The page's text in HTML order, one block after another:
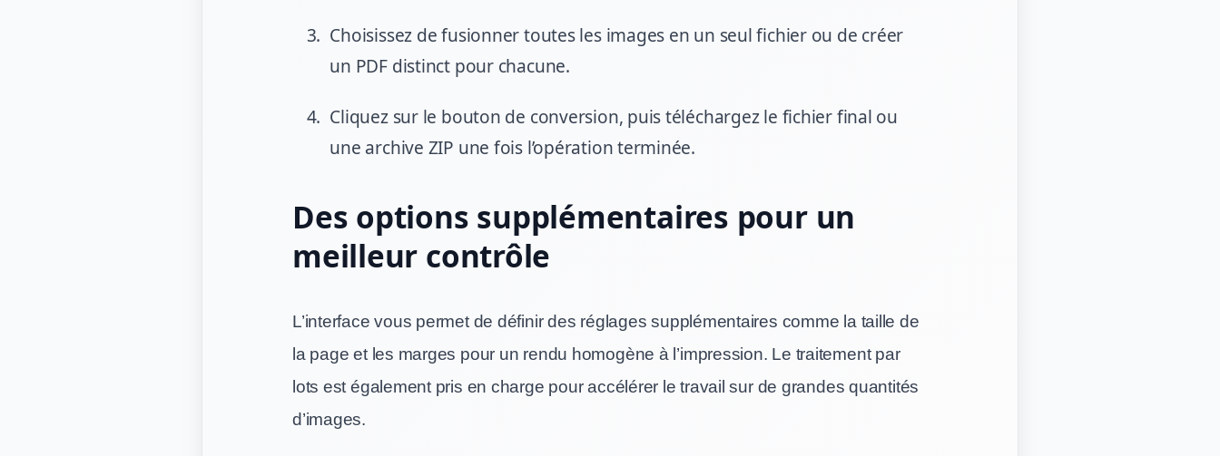
Choisissez de fusionner toutes les images en un seul fichier ou de créer
un PDF distinct pour chacune.
Cliquez sur le bouton de conversion, puis téléchargez le fichier final ou
une archive ZIP une fois l’opération terminée.
Des options supplémentaires pour un
meilleur contrôle
L’interface vous permet de définir des réglages supplémentaires comme la taille de
la page et les marges pour un rendu homogène à l’impression. Le traitement par
lots est également pris en charge pour accélérer le travail sur de grandes quantités
d’images.